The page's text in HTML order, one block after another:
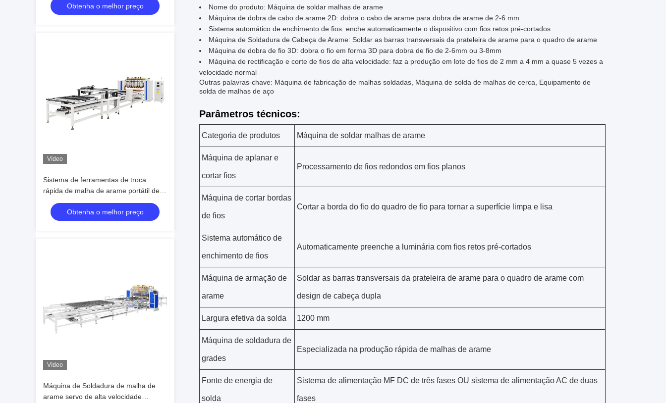
1800mm de Largura 100 Linhas por
Minuto
Obtenha o melhor preço
Vídeo
Sistema de ferramentas de troca
rápida de malha de arame portátil de
operação fácil 1200mm Design
compactoObtenha o melhor preço
Vídeo
Máquina de Soldadura de malha de
arame servo de alta velocidade
Nome do produto: Máquina de soldar malhas de arame
Máquina de dobra de cabo de arame 2D: dobra o cabo de arame para dobra de arame de 2-6 mm
Sistema automático de enchimento de fios: enche automaticamente o dispositivo com fios retos pré-cortados
Máquina de Soldadura de Cabeça de Arame: Soldar as barras transversais da prateleira de arame para o quadro de arame
Máquina de dobra de fio 3D: dobra o fio em forma 3D para dobra de fio de 2-6mm ou 3-8mm
Máquina de rectificação e corte de fios de alta velocidade: faz a produção em lote de fios de 2 mm a 4 mm a quase 5 vezes a
velocidade normal
Outras palavras-chave: Máquina de fabricação de malhas soldadas, Máquina de solda de malhas de cerca, Equipamento de
solda de malhas de aço
Parâmetros técnicos:
Categoria de produtos Máquina de soldar malhas de arame
Máquina de aplanar e
cortar fios
Processamento de fios redondos em fios planos
Máquina de cortar bordas
de fios
Cortar a borda do fio do quadro de fio para tornar a superfície limpa e lisa
Sistema automático de
enchimento de fios
Automaticamente preenche a luminária com fios retos pré-cortados
Máquina de armação de
arame
Soldar as barras transversais da prateleira de arame para o quadro de arame com
design de cabeça dupla
Largura efetiva da solda 1200 mm
Máquina de soldadura de
grades
Especializada na produção rápida de malhas de arame
Fonte de energia de
solda
Sistema de alimentação MF DC de três fases OU sistema de alimentação AC de duas
fases